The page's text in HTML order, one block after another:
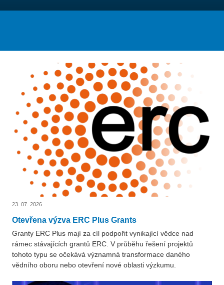
23. 07. 2026
Otevřena výzva ERC Plus Grants
Granty ERC Plus mají za cíl podpořit vynikající vědce nad
rámec stávajících grantů ERC. V průběhu řešení projektů
tohoto typu se očekává významná transformace daného
vědního oboru nebo otevření nové oblasti výzkumu.